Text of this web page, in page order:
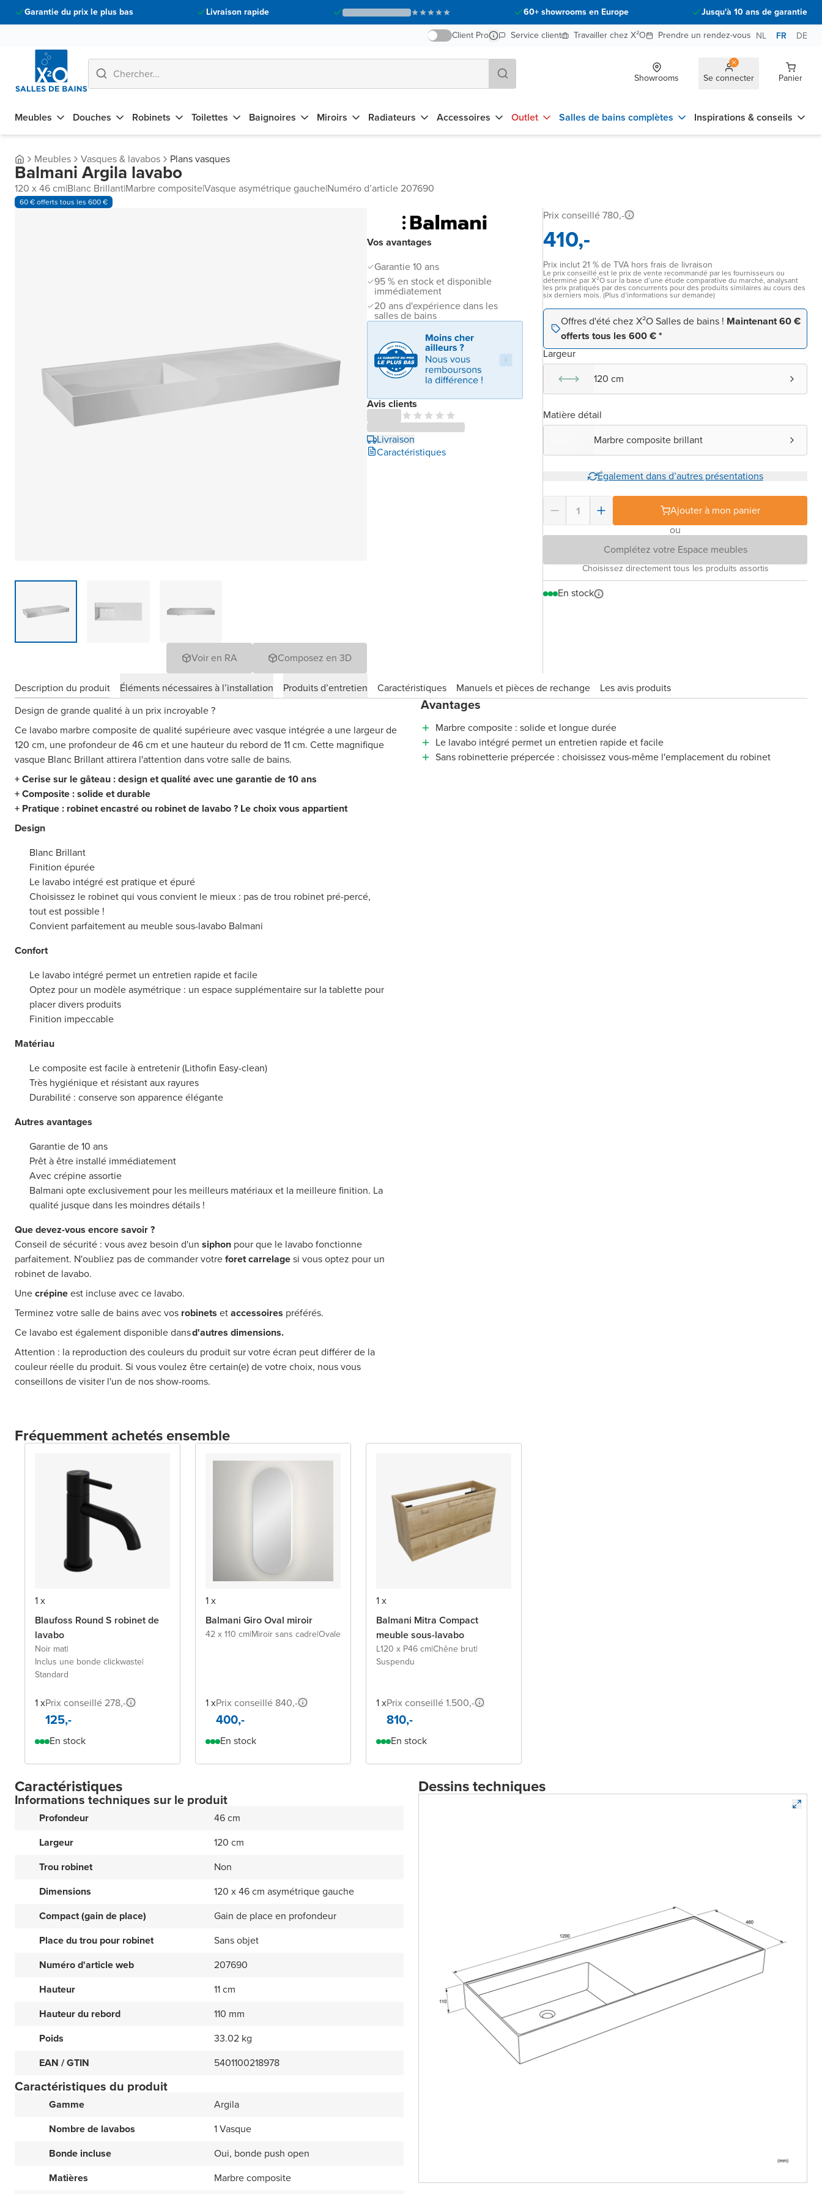
Garantie du prix le plus bas Livraison rapide 60+ showrooms en Europe
Jusqu'à 10 ans de garantie
Client Pro
Service client Travailler chez X²O Prendre un rendez-vous NL FR DE
Showrooms Se connecter Panier
Meubles Douches Robinets Toilettes Baignoires Miroirs Radiateurs Accessoires Outlet Salles de bains complètes Inspirations & conseils
Meubles Vasques & lavabos Plans vasques
Balmani Argila lavabo
120 x 46 cm|Blanc Brillant|Marbre composite|Vasque asymétrique gauche|Numéro d’article 207690
60 € offerts tous les 600 €
Voir en RA Composez en 3D
Vos avantages
Garantie 10 ans
95 % en stock et disponible
immédiatement
20 ans d'expérience dans les
salles de bains
Avis clients
Livraison
Caractéristiques
Prix conseillé 780,-
410,-
Prix inclut 21 % de TVA hors frais de livraison
Le prix conseillé est le prix de vente recommandé par les fournisseurs ou
déterminé par X²O sur la base d’une étude comparative du marché, analysant
les prix pratiqués par des concurrents pour des produits similaires au cours des
six derniers mois. (Plus d’informations sur demande)
Offres d'été chez X²O Salles de bains ! Maintenant 60 €
offerts tous les 600 € *
Largeur
120 cm
Matière détail
Marbre composite brillant
Également dans d’autres présentations
Ajouter à mon panier
ou
Complétez votre Espace meubles
Choisissez directement tous les produits assortis
En stock
Description du produit Éléments nécessaires à l’installation Produits d’entretien Caractéristiques Manuels et pièces de rechange
Les avis produits
Design de grande qualité à un prix incroyable ?
Ce lavabo marbre composite de qualité supérieure avec vasque intégrée a une largeur de
120 cm, une profondeur de 46 cm et une hauteur du rebord de 11 cm. Cette magnifique
vasque Blanc Brillant attirera l'attention dans votre salle de bains.
+ Cerise sur le gâteau : design et qualité avec une garantie de 10 ans
+ Composite : solide et durable
+ Pratique : robinet encastré ou robinet de lavabo ? Le choix vous appartient
Design
Blanc Brillant
Finition épurée
Le lavabo intégré est pratique et épuré
Choisissez le robinet qui vous convient le mieux : pas de trou robinet pré-percé,
tout est possible !
Convient parfaitement au meuble sous-lavabo Balmani
Confort
Le lavabo intégré permet un entretien rapide et facile
Optez pour un modèle asymétrique : un espace supplémentaire sur la tablette pour
placer divers produits
Finition impeccable
Matériau
Le composite est facile à entretenir (Lithofin Easy-clean)
Très hygiénique et résistant aux rayures
Durabilité : conserve son apparence élégante
Autres avantages
Garantie de 10 ans
Prêt à être installé immédiatement
Avec crépine assortie
Balmani opte exclusivement pour les meilleurs matériaux et la meilleure finition. La
qualité jusque dans les moindres détails !
Que devez-vous encore savoir ?
Conseil de sécurité : vous avez besoin d'un siphon pour que le lavabo fonctionne
parfaitement. N'oubliez pas de commander votreforet carrelagesi vous optez pour un
robinet de lavabo.
Unecrépineest incluse avec ce lavabo.
Terminez votre salle de bains avec vos robinets etaccessoires préférés.
Ce lavabo est également disponible dansd'autres dimensions.
Attention : la reproduction des couleurs du produit sur votre écran peut différer de la
couleur réelle du produit. Si vous voulez être certain(e) de votre choix, nous vous
conseillons de visiter l'un de nos show-rooms.
Avantages
Marbre composite : solide et longue durée
Le lavabo intégré permet un entretien rapide et facile
Sans robinetterie prépercée : choisissez vous-même l'emplacement du robinet
Fréquemment achetés ensemble
1 x
Blaufoss Round S robinet de
lavabo
Noir mat|
Inclus une bonde clickwaste|
Standard
1 xPrix conseillé 278,-
125,-
En stock
1 x
Balmani Giro Oval miroir
42 x 110 cm|Miroir sans cadre|Ovale
1 xPrix conseillé 840,-
400,-
En stock
1 x
Balmani Mitra Compact
meuble sous-lavabo
L120 x P46 cm|Chêne brut|
Suspendu
1 xPrix conseillé 1.500,-
810,-
En stock
Caractéristiques
Informations techniques sur le produit
Profondeur
46 cm
Largeur
120 cm
Trou robinet
Non
Dimensions
120 x 46 cm asymétrique gauche
Compact (gain de place)
Gain de place en profondeur
Place du trou pour robinet
Sans objet
Numéro d'article web
207690
Hauteur
11 cm
Hauteur du rebord
110 mm
Poids
33.02 kg
EAN / GTIN
5401100218978
Caractéristiques du produit
Gamme
Argila
Nombre de lavabos
1 Vasque
Bonde incluse
Oui, bonde push open
Matières
Marbre composite
Dessins techniques